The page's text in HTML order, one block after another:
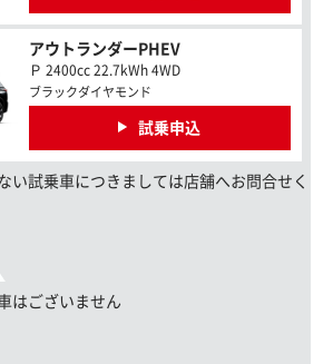
アウトランダーPHEV
Ｐ 2400cc 22.7kWh 4WD
ブラックダイヤモンド
試乗申込
い試乗車につきましては店舗へお問合せく
はございません